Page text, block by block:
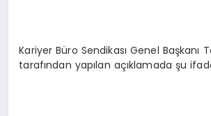
Kariyer Büro Sendikası Genel Başkanı
tarafından yapılan açıklamada şu